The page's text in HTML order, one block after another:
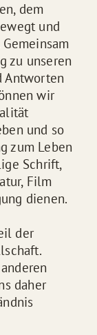
dem
und
zu unseren
Antworten
wir
und so
zum Leben
Schrift,
Film
dienen.
der
daher